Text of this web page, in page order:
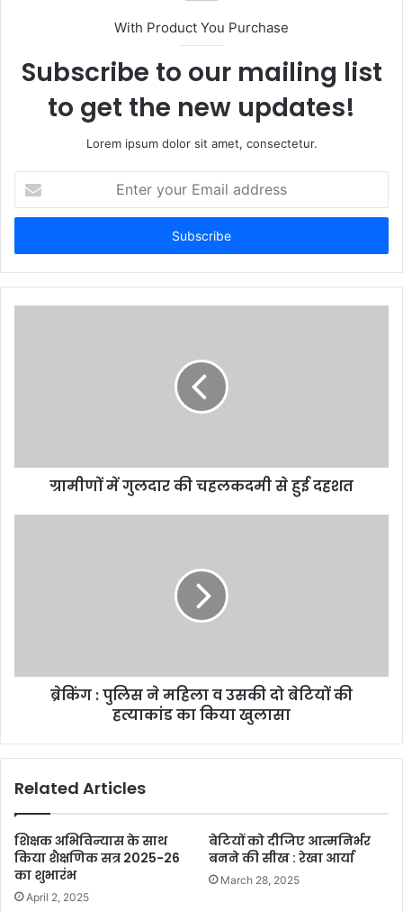
With Product You Purchase
Subscribe to our mailing list
to get the new updates!
Lorem ipsum dolor sit amet, consectetur.
your
Email
ग्रामीणों में गुलदार की चहलकदमी से हुई दहशत
ब्रेकिंग : पुलिस ने महिला व उसकी दो बेटियों की
हत्याकांड का किया खुलासा
Related Articles
शिक्षक अभिविन्यास के साथ
किया शैक्षणिक सत्र 2025-26
का शुभारंभ
April 2, 2025
बेटियों को दीजिए आत्मनिर्भर
बनने की सीख : रेखा आर्या
March 28, 2025